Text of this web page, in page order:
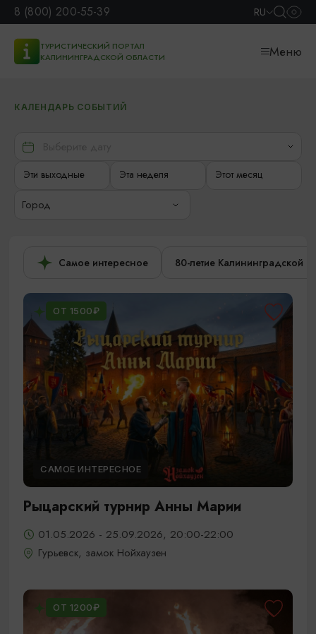
8 (800) 200-55-39 RU
ТУРИСТИЧЕСКИЙ ПОРТАЛ
КАЛИНИНГРАДСКОЙ ОБЛАСТИ
Меню
КАЛЕНДАРЬ СОБЫТИЙ
Эти выходные Эта неделя Этот месяц
Город
Самое интересное 80-летие Калининградской
ОТ 1500₽
САМОЕ ИНТЕРЕСНОЕ
Рыцарский турнир Анны Марии
01.05.2026 - 25.09.2026, 20:00-22:00
Гурьевск, замок Нойхаузен
ОТ 1200₽